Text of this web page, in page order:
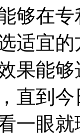
够在
适宜
果能
直到
一眼